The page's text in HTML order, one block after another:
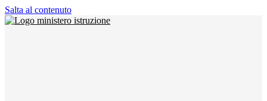
Salta al contenuto